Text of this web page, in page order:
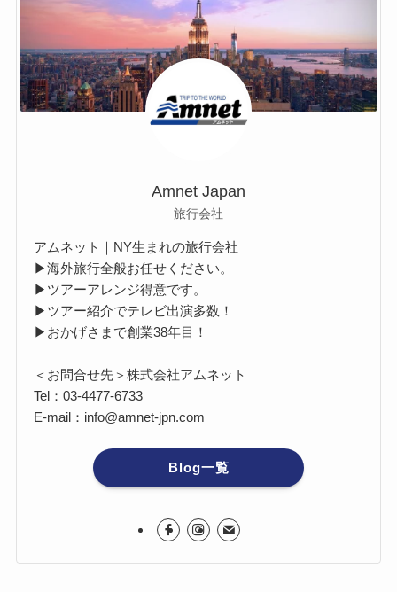
Amnet Japan
旅行会社
アムネット｜NY生まれの旅行会社
▶海外旅行全般お任せください。
▶ツアーアレンジ得意です。
▶ツアー紹介でテレビ出演多数！
▶おかげさまで創業38年目！
＜お問合せ先＞株式会社アムネット
Tel：03-4477-6733
E-mail：info@amnet-jpn.com
Blog一覧